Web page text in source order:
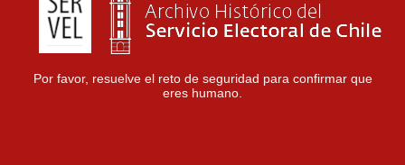
Por favor, resuelve el reto de seguridad para confirmar que
eres humano.